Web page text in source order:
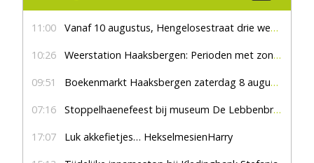
11:00 Vanaf 10 augustus, Hengelosestraat drie weken dicht voor doorgaand verkeer
10:26 Weerstation Haaksbergen: Perioden met zon en droog
09:51 Boekenmarkt Haaksbergen zaterdag 8 augustus, marktplein Haaksbergen
07:16 Stoppelhaenefeest bij museum De Lebbenbrugge
17:07 Luk akkefietjes… HekselmesienHarry